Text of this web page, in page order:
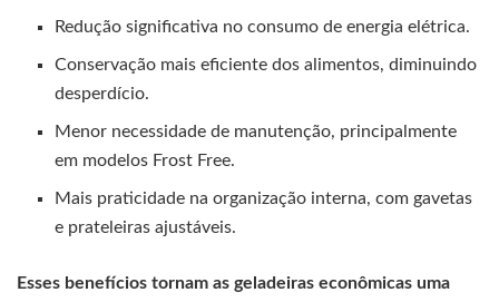
Redução significativa no consumo de energia elétrica.
Conservação mais eficiente dos alimentos, diminuindo
desperdício.
Menor necessidade de manutenção, principalmente
em modelos Frost Free.
Mais praticidade na organização interna, com gavetas
e prateleiras ajustáveis.
Esses benefícios tornam as geladeiras econômicas uma